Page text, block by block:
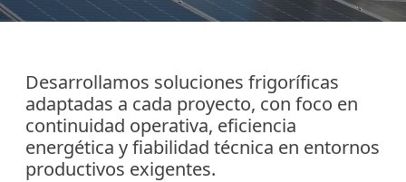
Desarrollamos soluciones frigoríficas
adaptadas a cada proyecto, con foco en
continuidad operativa, eficiencia
energética y fiabilidad técnica en entornos
productivos exigentes.